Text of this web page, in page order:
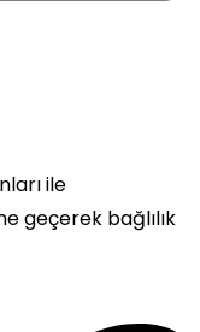
ile
geçerek bağlılık